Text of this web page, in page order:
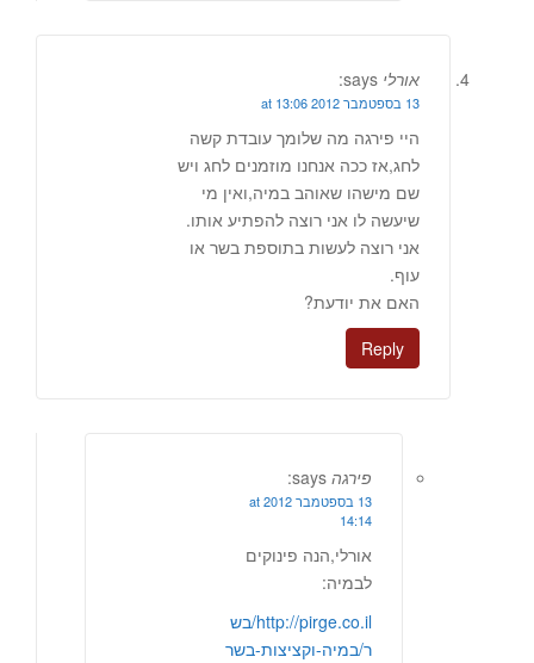
אורלי says:
13 בספטמבר 2012 at 13:06
היי פירגה מה שלומך עובדת קשה
לחג,אז ככה אנחנו מוזמנים לחג ויש
שם מישהו שאוהב במיה,ואין מי
שיעשה לו אני רוצה להפתיע אותו.
אני רוצה לעשות בתוספת בשר או
עוף.
האם את יודעת?
Reply
פירגה says:
13 בספטמבר 2012 at
14:14
אורלי,הנה פינוקים
לבמיה:
http://pirge.co.il/בש
ר/במיה-וקציצות-בשר